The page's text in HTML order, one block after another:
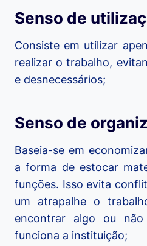
Senso de
Consiste em utilizar
realizar o trabalho,
e desnecessários;
Senso de
Baseia-se em
a forma de estocar
funções. Isso evita
um atrapalhe o
encontrar algo ou não
funciona a instituição;